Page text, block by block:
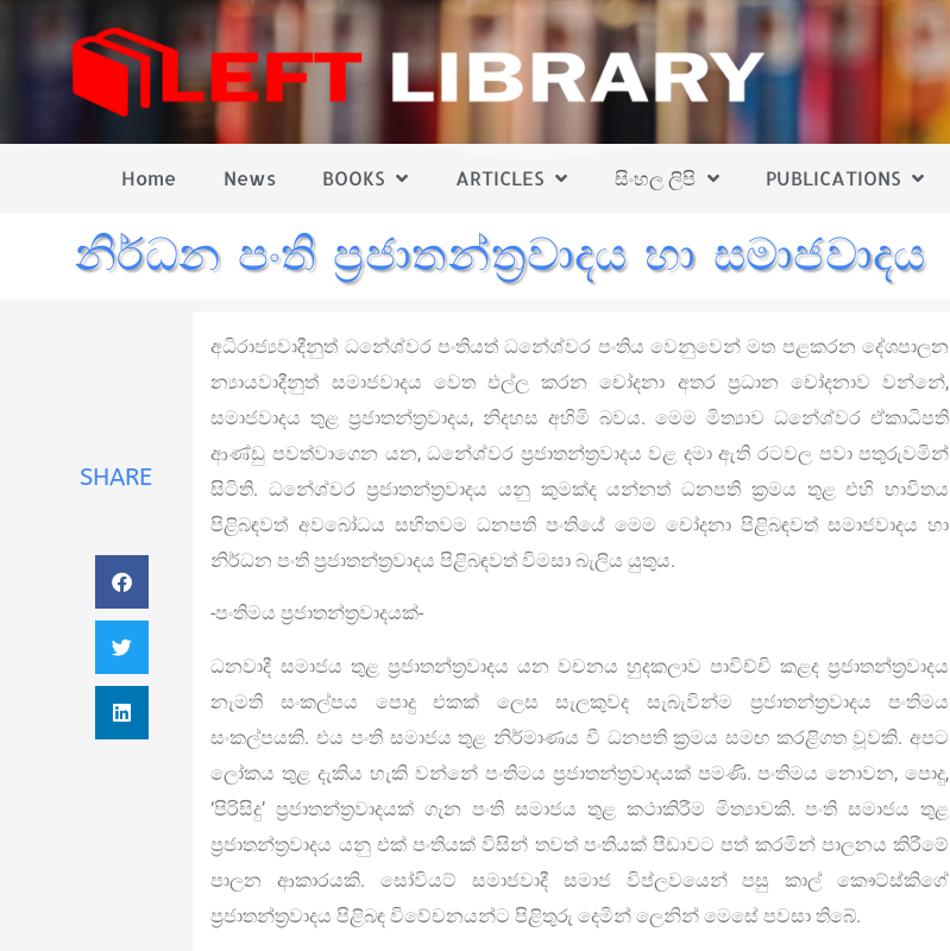
Home News BOOKS ARTICLES සිංහල ලිපි PUBLICATIONS
නිර්ධන පංති ප‍්‍රජාතන්ත‍්‍රවාදය හා සමාජවාදය
SHARE
අධිරාජ්‍යවාදීනුත් ධනේශ්වර පංතියත් ධනේශ්වර පංතිය වෙනුවෙන් මත පළකරන දේශපාලන
න්‍යායවාදීනුත් සමාජවාදය වෙත එල්ල කරන චෝදනා අතර ප‍්‍රධාන චෝදනාව වන්නේ,
සමාජවාදය තුළ ප‍්‍රජාතන්ත‍්‍රවාදය, නිදහස අහිමි බවය. මෙම මිත්‍යාව ධනේශ්වර ඒකාධිපති
ආණ්ඩු පවත්වාගෙන යන, ධනේශ්වර ප‍්‍රජාතන්ත‍්‍රවාදය වළ දමා ඇති රටවල පවා පතුරුවමින්
සිටිති. ධනේශ්වර ප‍්‍රජාතන්ත‍්‍රවාදය යනු කුමක්ද යන්නත් ධනපති ක‍්‍රමය තුළ එහි භාවිතය
පිළිබඳවත් අවබෝධය සහිතවම ධනපති පංතියේ මෙම චෝදනා පිළිබඳවත් සමාජවාදය හා
නිර්ධන පංති ප‍්‍රජාතන්ත‍්‍රවාදය පිළිබඳවත් විමසා බැලිය යුතුය.
-පංතිමය ප‍්‍රජාතන්ත‍්‍රවාදයක්-
ධනවාදී සමාජය තුළ ප‍්‍රජාතන්ත‍්‍රවාදය යන වචනය හුදකලාව පාවිච්චි කළද ප‍්‍රජාතන්ත‍්‍රවාදය
නැමති සංකල්පය පොදු එකක් ලෙස සැලකුවද සැබැවින්ම ප‍්‍රජාතන්ත‍්‍රවාදය පංතිමය
සංකල්පයකි. එය පංති සමාජය තුළ නිර්මාණය වී ධනපති ක‍්‍රමය සමඟ කරළිගත වූවකි. අපට
ලෝකය තුළ දැකිය හැකි වන්නේ පංතිමය ප‍්‍රජාතන්ත‍්‍රවාදයක් පමණි. පංතිමය නොවන, පොදු,
‘පිරිසිදු’ ප‍්‍රජාතන්ත‍්‍රවාදයක් ගැන පංති සමාජය තුළ කථාකිරීම මිත්‍යාවකි. පංති සමාජය තුළ
ප‍්‍රජාතන්ත‍්‍රවාදය යනු එක් පංතියක් විසින් තවත් පංතියක් පීඩාවට පත් කරමින් පාලනය කිරීමේ
පාලන ආකාරයකි. සෝවියට් සමාජවාදී සමාජ විප්ලවයෙන් පසු කාල් කෞට්ස්කිගේ
ප‍්‍රජාතන්ත‍්‍රවාදය පිළිබඳ විවේචනයන්ට පිළිතුරු දෙමින් ලෙනින් මෙසේ පවසා තිබේ.